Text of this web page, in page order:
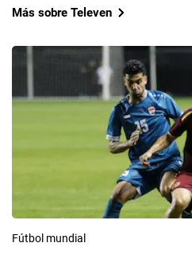
Más sobre Televen
Fútbol mundial